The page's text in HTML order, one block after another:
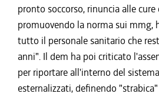
pronto soccorso, rinuncia alle
promuovendo la norma sui mmg,
tutto il personale sanitario che
anni". Il dem ha poi criticato
per riportare all'interno del
esternalizzati, definendo